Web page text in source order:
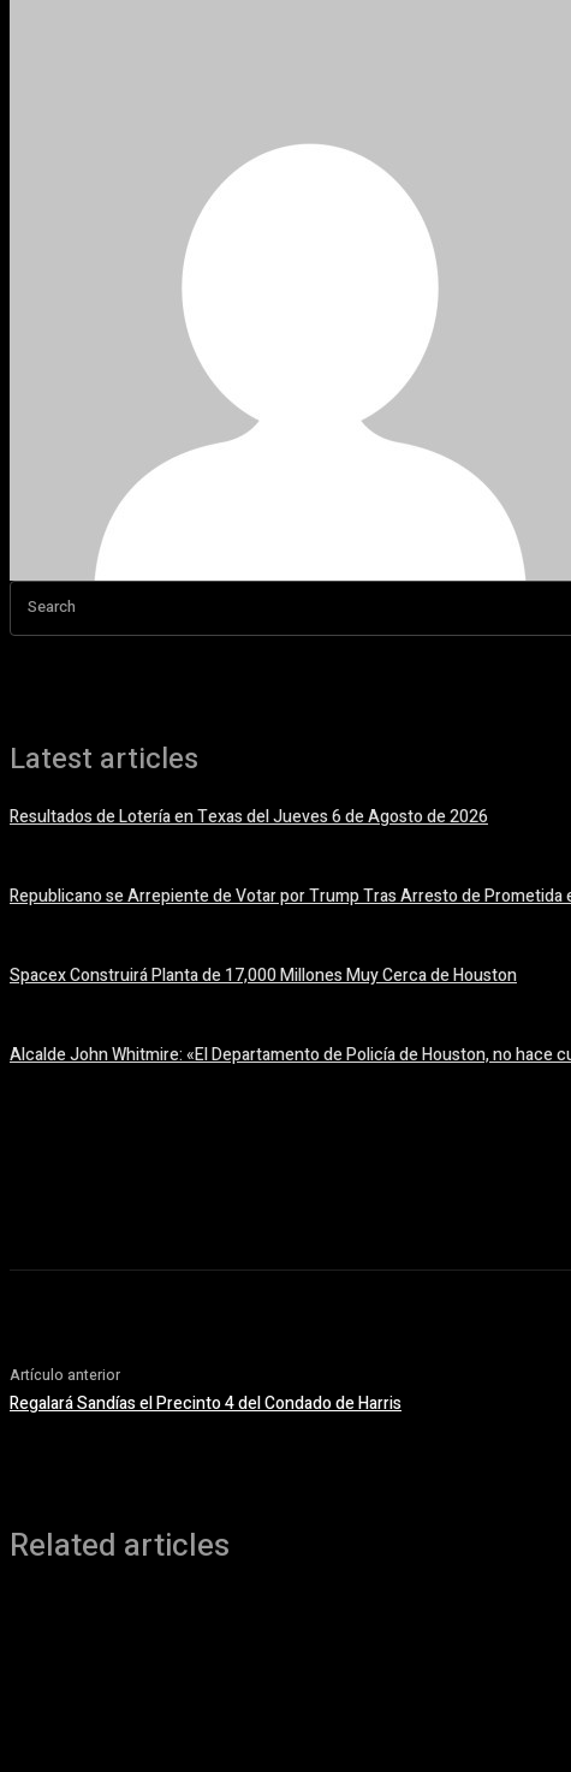
Search
Latest articles
Resultados de Lotería en Texas del Jueves 6 de Agosto de 2026
Republicano se Arrepiente de Votar por Trump Tras Arresto de
Spacex Construirá Planta de 17,000 Millones Muy Cerca de Houston
Alcalde John Whitmire: «El Departamento de Policía de Houston, no hace
Artículo anterior
Regalará Sandías el Precinto 4 del Condado de Harris
Related articles